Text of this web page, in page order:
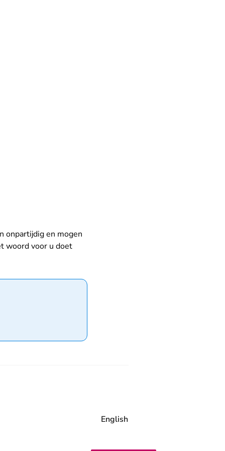
onpartijdig en mogen
woord voor u doet
English